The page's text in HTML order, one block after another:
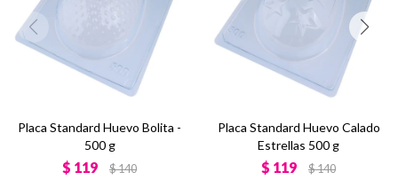
Placa Standard Huevo Bolita -
500 g
$ 119 $140
Placa Standard Huevo Calado
Estrellas 500 g
$ 119 $140